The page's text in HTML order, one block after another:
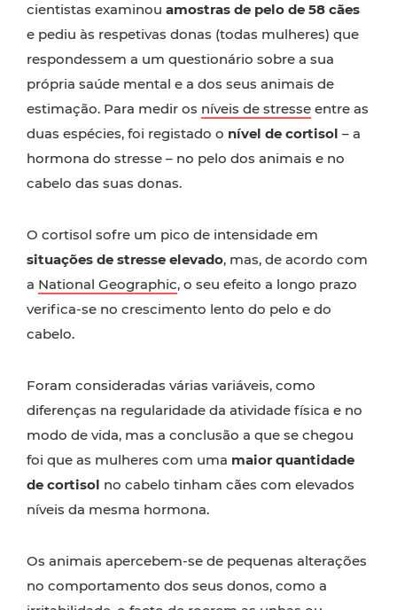
cientistas examinou amostras de pelo de 58 cães
e pediu às respetivas donas (todas mulheres) que
respondessem a um questionário sobre a sua
própria saúde mental e a dos seus animais de
estimação. Para medir os níveis de stresse entre as
duas espécies, foi registado o nível de cortisol – a
hormona do stresse – no pelo dos animais e no
cabelo das suas donas.
O cortisol sofre um pico de intensidade em
situações de stresse elevado, mas, de acordo com
a National Geographic, o seu efeito a longo prazo
verifica-se no crescimento lento do pelo e do
cabelo.
Foram consideradas várias variáveis, como
diferenças na regularidade da atividade física e no
modo de vida, mas a conclusão a que se chegou
foi que as mulheres com uma maior quantidade
de cortisol no cabelo tinham cães com elevados
níveis da mesma hormona.
Os animais apercebem-se de pequenas alterações
no comportamento dos seus donos, como a